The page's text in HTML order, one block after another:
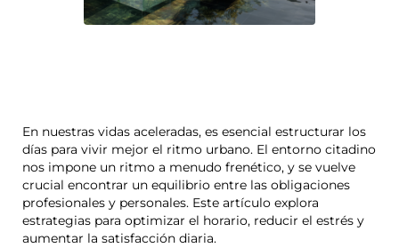
En nuestras vidas aceleradas, es esencial estructurar los
días para vivir mejor el ritmo urbano. El entorno citadino
nos impone un ritmo a menudo frenético, y se vuelve
crucial encontrar un equilibrio entre las obligaciones
profesionales y personales. Este artículo explora
estrategias para optimizar el horario, reducir el estrés y
aumentar la satisfacción diaria.